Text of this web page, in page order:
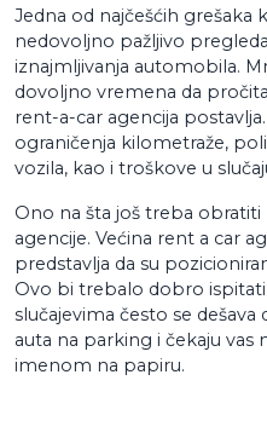
Jedna od najčešćih grešaka
nedovoljno pažljivo
iznajmljivanja automobila.
dovoljno vremena da
rent-a-car agencija
ograničenja kilometraže,
vozila, kao i troškove u
Ono na šta još treba obratiti
agencije. Većina rent a car
predstavlja da su
Ovo bi trebalo dobro
slučajevima često se
auta na parking i čekaju vas
imenom na papiru.